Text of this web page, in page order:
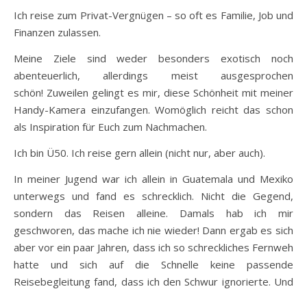
Ich reise zum Privat-Vergnügen – so oft es Familie, Job und
Finanzen zulassen.
Meine Ziele sind weder besonders exotisch noch
abenteuerlich, allerdings meist ausgesprochen
schön! Zuweilen gelingt es mir, diese Schönheit mit meiner
Handy-Kamera einzufangen. Womöglich reicht das schon
als Inspiration für Euch zum Nachmachen.
Ich bin Ü50. Ich reise gern allein (nicht nur, aber auch).
In meiner Jugend war ich allein in Guatemala und Mexiko
unterwegs und fand es schrecklich. Nicht die Gegend,
sondern das Reisen alleine. Damals hab ich mir
geschworen, das mache ich nie wieder! Dann ergab es sich
aber vor ein paar Jahren, dass ich so schreckliches Fernweh
hatte und sich auf die Schnelle keine passende
Reisebegleitung fand, dass ich den Schwur ignorierte. Und